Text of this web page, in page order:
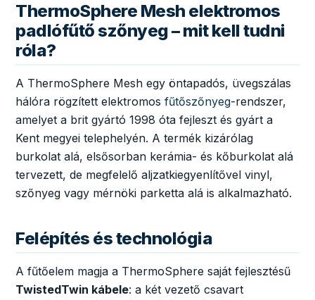
ThermoSphere Mesh elektromos
padlófűtő szőnyeg – mit kell tudni
róla?
A ThermoSphere Mesh egy öntapadós, üvegszálas
hálóra rögzített elektromos fűtőszőnyeg-rendszer,
amelyet a brit gyártó 1998 óta fejleszt és gyárt a
Kent megyei telephelyén. A termék kizárólag
burkolat alá, elsősorban kerámia- és kőburkolat alá
tervezett, de megfelelő aljzatkiegyenlítővel vinyl,
szőnyeg vagy mérnöki parketta alá is alkalmazható.
Felépítés és technológia
A fűtőelem magja a ThermoSphere saját fejlesztésű
TwistedTwin kábele: a két vezető csavart